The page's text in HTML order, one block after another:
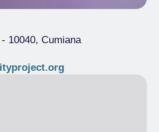
- 10040, Cumiana